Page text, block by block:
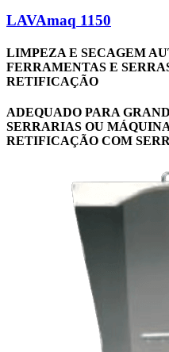
LAVAmaq 1150
LIMPEZA E SECAGEM
FERRAMENTAS E
RETIFICAÇÃO
ADEQUADO PARA
SERRARIAS OU
RETIFICAÇÃO COM